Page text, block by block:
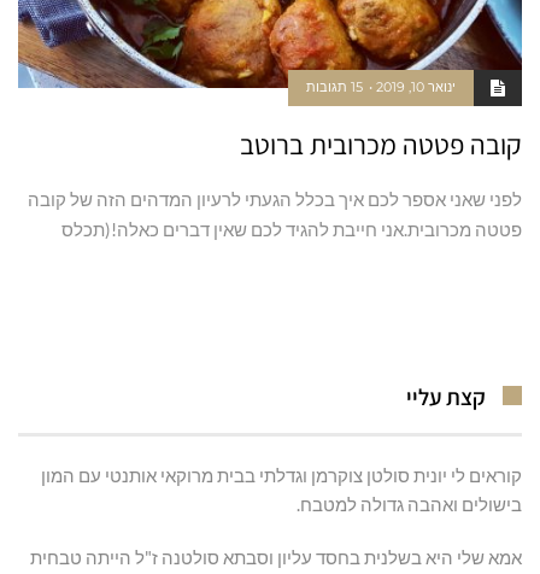
ינואר 10, 2019 15 תגובות
קובה פטטה מכרובית ברוטב
לפני שאני אספר לכם איך בכלל הגעתי לרעיון המדהים הזה של קובה
פטטה מכרובית.אני חייבת להגיד לכם שאין דברים כאלה!(תכלס
קצת עליי
קוראים לי יונית סולטן צוקרמן וגדלתי בבית מרוקאי אותנטי עם המון
בישולים ואהבה גדולה למטבח.
אמא שלי היא בשלנית בחסד עליון וסבתא סולטנה ז"ל הייתה טבחית